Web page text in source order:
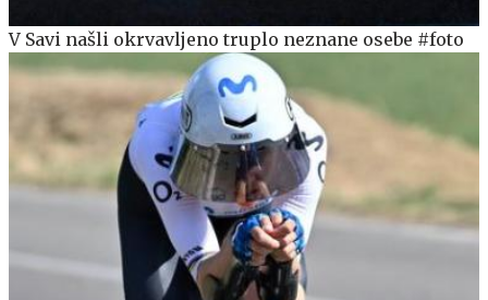
V Savi našli okrvavljeno truplo neznane osebe #foto